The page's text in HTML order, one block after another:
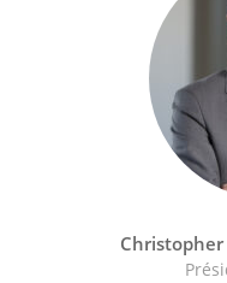
Christopher